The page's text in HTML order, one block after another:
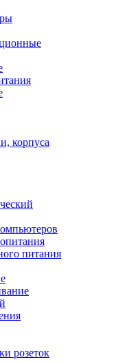
корпуса
питания
розеток